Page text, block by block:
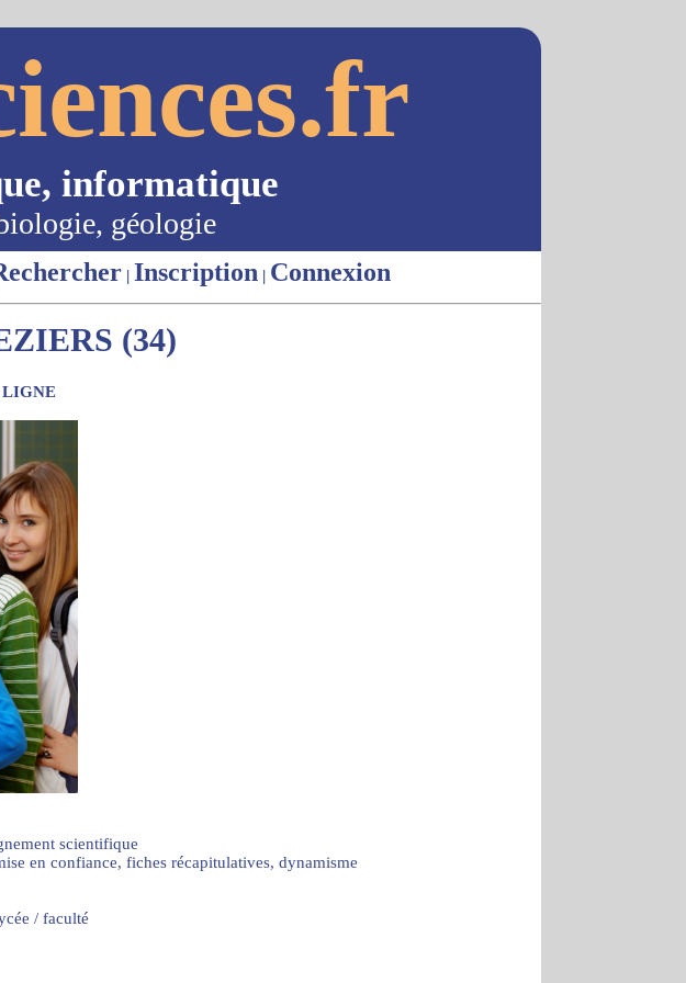
informatique
géologie
| Inscription | Connexion
(34)
LIGNE
scientifique
en confiance, fiches récapitulatives, dynamisme
/ faculté